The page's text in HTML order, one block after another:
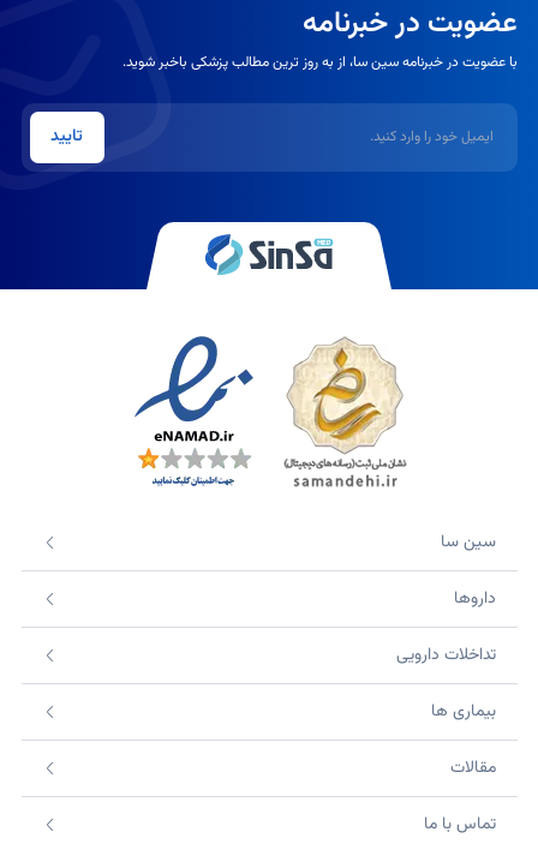
عضویت در خبرنامه
با عضویت در خبرنامه سین سا، از به روز ترین مطالب پزشکی باخبر شوید.
تایید
سین سا
داروها
تداخلات دارویی
بیماری ها
مقالات
تماس با ما